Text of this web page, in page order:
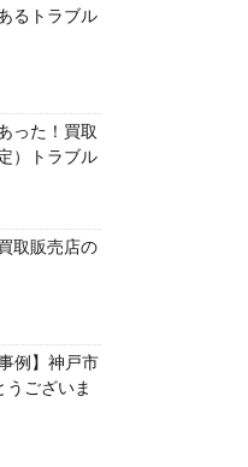
るトラブル
った！買取
）トラブル
取販売店の
例】神戸市
うございま